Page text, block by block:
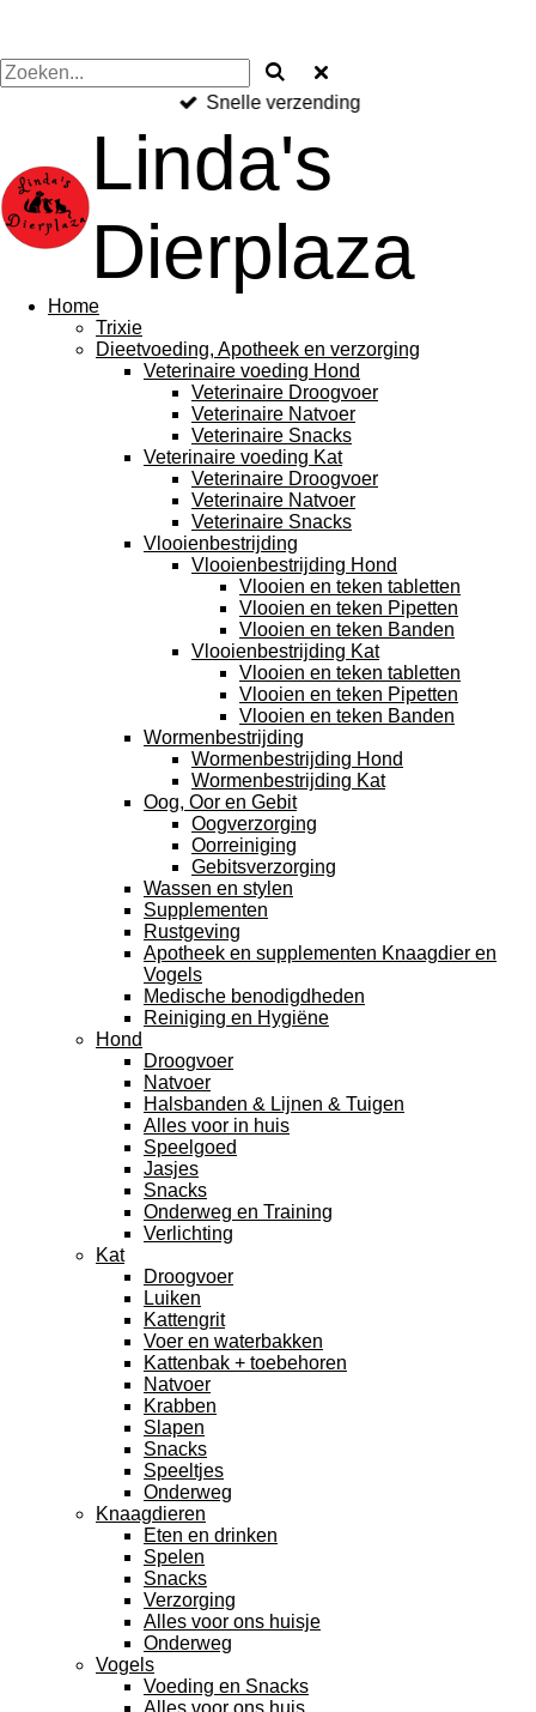
Snelle verzending
Linda's
Dierplaza
Home
Trixie
Dieetvoeding, Apotheek en verzorging
Veterinaire voeding Hond
Veterinaire Droogvoer
Veterinaire Natvoer
Veterinaire Snacks
Veterinaire voeding Kat
Veterinaire Droogvoer
Veterinaire Natvoer
Veterinaire Snacks
Vlooienbestrijding
Vlooienbestrijding Hond
Vlooien en teken tabletten
Vlooien en teken Pipetten
Vlooien en teken Banden
Vlooienbestrijding Kat
Vlooien en teken tabletten
Vlooien en teken Pipetten
Vlooien en teken Banden
Wormenbestrijding
Wormenbestrijding Hond
Wormenbestrijding Kat
Oog, Oor en Gebit
Oogverzorging
Oorreiniging
Gebitsverzorging
Wassen en stylen
Supplementen
Rustgeving
Apotheek en supplementen Knaagdier en
Vogels
Medische benodigdheden
Reiniging en Hygiëne
Hond
Droogvoer
Natvoer
Halsbanden & Lijnen & Tuigen
Alles voor in huis
Speelgoed
Jasjes
Snacks
Onderweg en Training
Verlichting
Kat
Droogvoer
Luiken
Kattengrit
Voer en waterbakken
Kattenbak + toebehoren
Natvoer
Krabben
Slapen
Snacks
Speeltjes
Onderweg
Knaagdieren
Eten en drinken
Spelen
Snacks
Verzorging
Alles voor ons huisje
Onderweg
Vogels
Voeding en Snacks
Alles voor ons huis